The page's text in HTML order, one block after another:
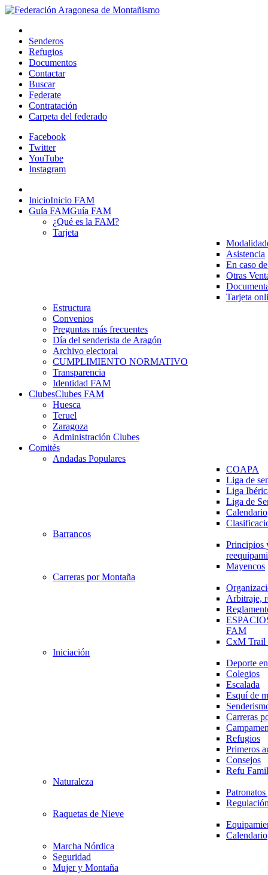
Senderos
Refugios
Documentos
Contactar
Buscar
Federate
Contratación
Carpeta del federado
Facebook
Twitter
YouTube
Instagram
InicioInicio FAM
Guía FAMGuía FAM
¿Qué es la FAM?
Tarjeta
Asistencia
En caso
Otras
Tarjeta
Estructura
Convenios
Preguntas más frecuentes
Día del senderista de Aragón
Archivo electoral
CUMPLIMIENTO NORMATIVO
Transparencia
Identidad FAM
ClubesClubes FAM
Huesca
Teruel
Zaragoza
Administración Clubes
Comités
Andadas Populares
COAPA
Liga de
Liga
Liga de
Calendario
Barrancos
Principios
Mayencos
Carreras por Montaña
Arbitraje,
FAM
CxM
Iniciación
Deporte
Colegios
Escalada
Esquí de
Carreras
Refugios
Primeros
Consejos
Refu
Naturaleza
Raquetas de Nieve
Calendario
Marcha Nórdica
Seguridad
Mujer y Montaña